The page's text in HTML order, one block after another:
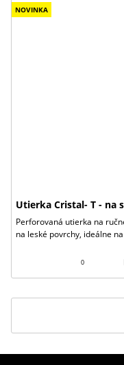
NOVINKA
Utierka Cristal- T - na
Perforovaná utierka na
na leské povrchy, ideálne
0